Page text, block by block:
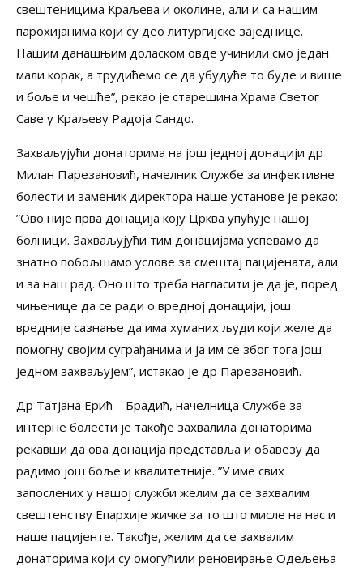
свештеницима Краљева и околине, али и са нашим
парохијанима који су део литургијске заједнице.
Нашим данашњим доласком овде учинили смо један
мали корак, а трудићемо се да убудуће то буде и више
и боље и чешће”, рекао је старешина Храма Светог
Саве у Краљеву Радоја Сандо.
Захваљујући донаторима на још једној донацији др
Милан Парезановић, начелник Службе за инфективне
болести и заменик директора наше установе је рекао:
”Ово није прва донација коју Црква упућује нашој
болници. Захваљујући тим донацијама успевамо да
знатно побољшамо услове за смештај пацијената, али
и за наш рад. Оно што треба нагласити је да је, поред
чињенице да се ради о вредној донацији, још
вредније сазнање да има хуманих људи који желе да
помогну својим суграђанима и ја им се због тога још
једном захваљујем”, истакао је др Парезановић.
Др Татјана Ерић – Брадић, начелница Службе за
интерне болести је такође захвалила донаторима
рекавши да ова донација представља и обавезу да
радимо још боље и квалитетније. ”У име свих
запослених у нашој служби желим да се захвалим
свештенству Епархије жичке за то што мисле на нас и
наше пацијенте. Такође, желим да се захвалим
донаторима који су омогућили реновирање Одељења